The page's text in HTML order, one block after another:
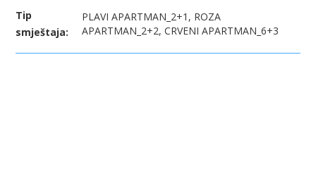
Tip
smještaja:
PLAVI APARTMAN_2+1, ROZA
APARTMAN_2+2, CRVENI APARTMAN_6+3